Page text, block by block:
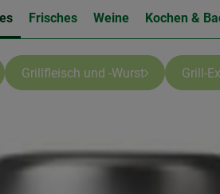
Frisches Weine Kochen &
Grillfleisch und -Wurst Grill-